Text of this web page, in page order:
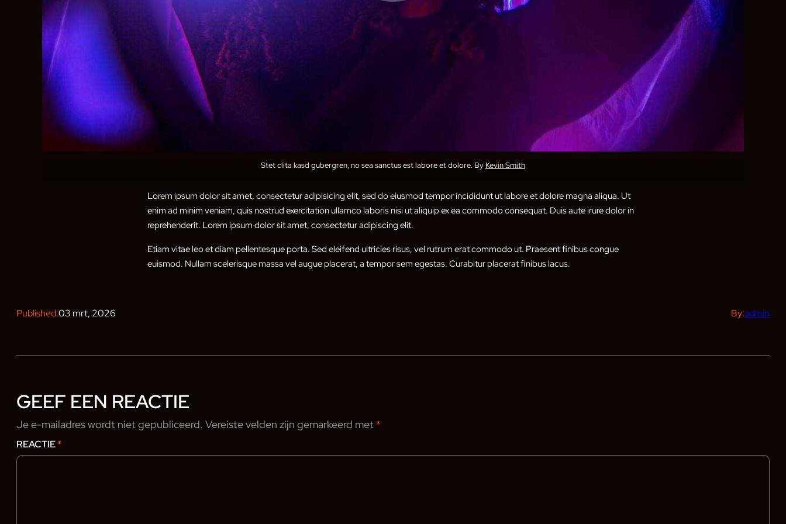
Stet clita kasd gubergren, no sea sanctus est labore et dolore. By Kevin Smith
Lorem ipsum dolor sit amet, consectetur adipisicing elit, sed do eiusmod tempor incididunt ut labore et dolore magna aliqua. Ut
enim ad minim veniam, quis nostrud exercitation ullamco laboris nisi ut aliquip ex ea commodo consequat. Duis aute irure dolor in
reprehenderit. Lorem ipsum dolor sit amet, consectetur adipiscing elit.
Etiam vitae leo et diam pellentesque porta. Sed eleifend ultricies risus, vel rutrum erat commodo ut. Praesent finibus congue
euismod. Nullam scelerisque massa vel augue placerat, a tempor sem egestas. Curabitur placerat finibus lacus.
Published:03 mrt, 2026 By:admin
GEEF EEN REACTIE
Je e-mailadres wordt niet gepubliceerd. Vereiste velden zijn gemarkeerd met *
REACTIE*